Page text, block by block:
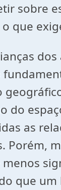
sobre
que
do
as
Porém,
que